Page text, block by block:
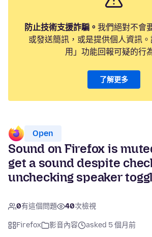
防止技術支援詐騙。 我們絕對不會
或發送簡訊，或是提供個人資訊
用」功能回報可疑的行
了解更多
Open
Sound on Firefox is
get a sound despite
unchecking speaker
0有這個問題 40次檢視
Firefox 影音內容 asked 5 個月前